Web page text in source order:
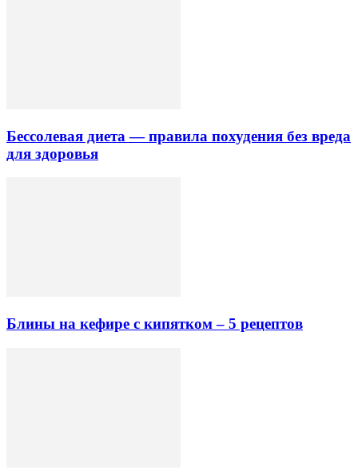
Бессолевая диета — правила похудения без вреда
для здоровья
Блины на кефире с кипятком – 5 рецептов